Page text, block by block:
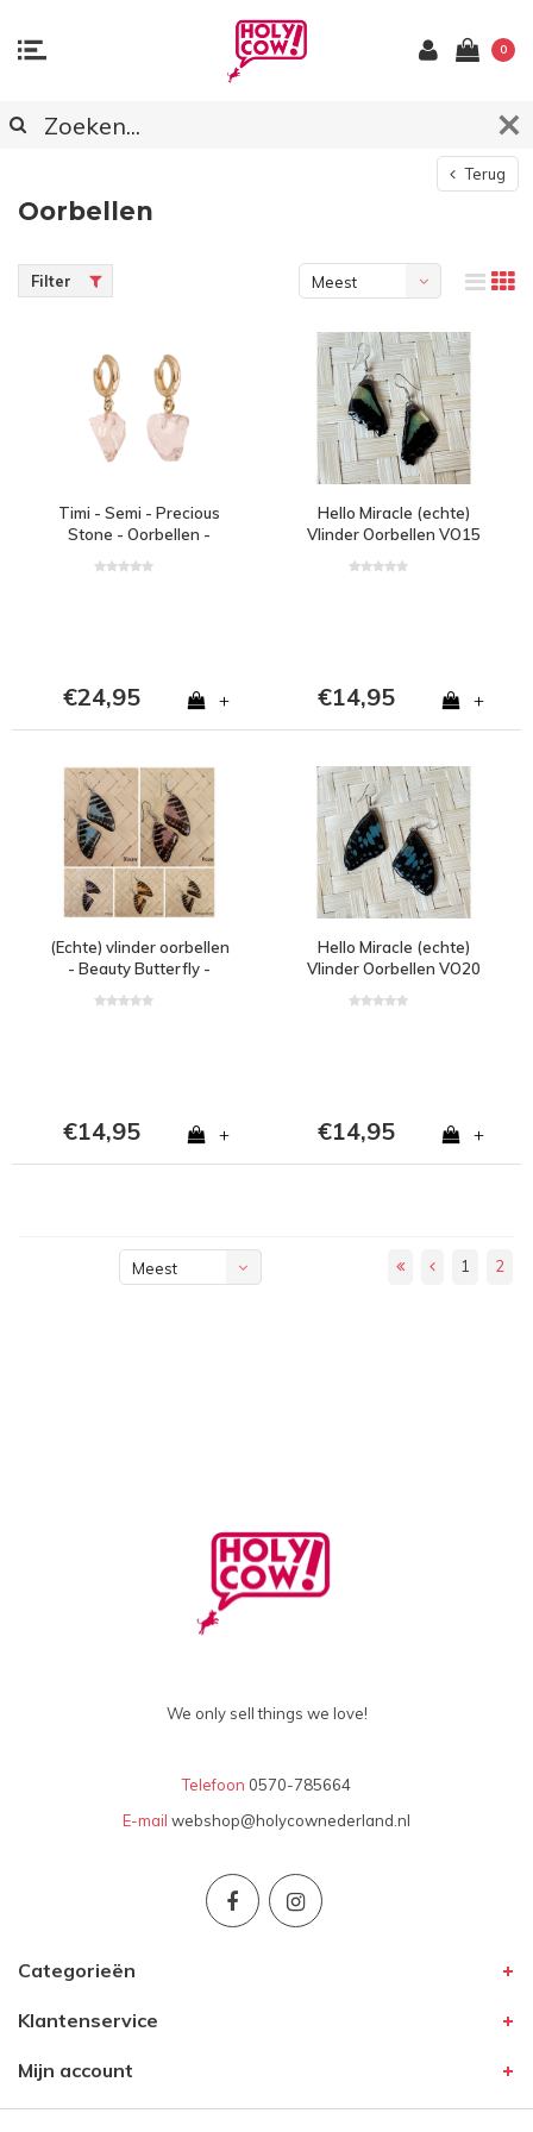
0
Terug
Oorbellen
Filter
Meest
Timi - Semi - Precious
Stone - Oorbellen -
€24,95 +
Hello Miracle (echte)
Vlinder Oorbellen VO15
€14,95 +
(Echte) vlinder oorbellen
- Beauty Butterfly -
€14,95 +
Hello Miracle (echte)
Vlinder Oorbellen VO20
€14,95 +
Meest
1 2
We only sell things we love!
Telefoon 0570-785664
E-mail webshop@holycownederland.nl
Categorieën
Klantenservice
Mijn account